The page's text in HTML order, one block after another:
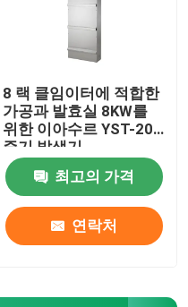
8 랙 클임이터에 적합한
가공과 발효실 8KW를
위한 이아수르 YST-200
증기 발생기
최고의 가격
연락처